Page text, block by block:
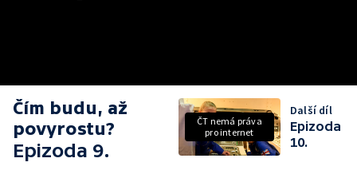
Čím budu, až
povyrostu?
Epizoda 9.
ČT nemá práva
pro internet
Další díl
Epizoda
10.